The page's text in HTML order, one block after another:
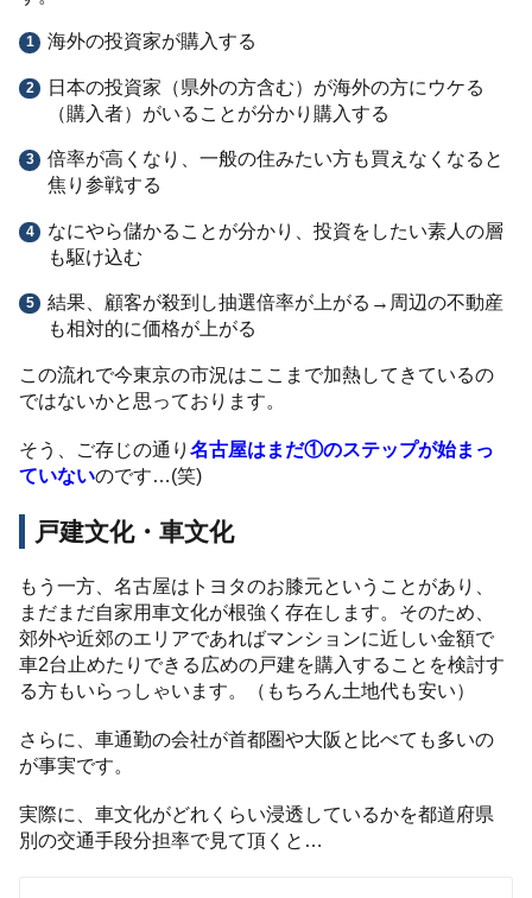
海外の投資家が購入する
日本の投資家（県外の方含む）が海外の方にウケる
（購入者）がいることが分かり購入する
倍率が高くなり、一般の住みたい方も買えなくなると
焦り参戦する
なにやら儲かることが分かり、投資をしたい素人の層
も駆け込む
結果、顧客が殺到し抽選倍率が上がる→周辺の不動産
も相対的に価格が上がる
この流れで今東京の市況はここまで加熱してきているの
ではないかと思っております。
そう、ご存じの通り名古屋はまだ①のステップが始まっ
ていないのです…(笑)
戸建文化・車文化
もう一方、名古屋はトヨタのお膝元ということがあり、
まだまだ自家用車文化が根強く存在します。そのため、
郊外や近郊のエリアであればマンションに近しい金額で
車2台止めたりできる広めの戸建を購入することを検討す
る方もいらっしゃいます。（もちろん土地代も安い）
さらに、車通勤の会社が首都圏や大阪と比べても多いの
が事実です。
実際に、車文化がどれくらい浸透しているかを都道府県
別の交通手段分担率で見て頂くと…